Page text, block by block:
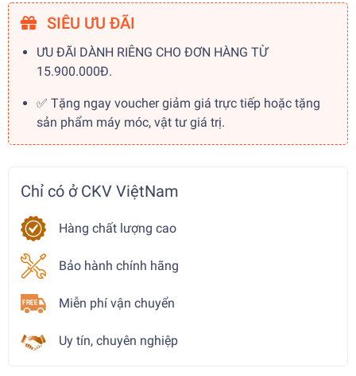
SIÊU ƯU ĐÃI
ƯU ĐÃI DÀNH RIÊNG CHO ĐƠN HÀNG TỪ
15.900.000Đ.
✅ Tặng ngay voucher giảm giá trực tiếp hoặc tặng
sản phẩm máy móc, vật tư giá trị.
Chỉ có ở CKV ViệtNam
Hàng chất lượng cao
Bảo hành chính hãng
Miễn phí vận chuyển
Uy tín, chuyên nghiệp